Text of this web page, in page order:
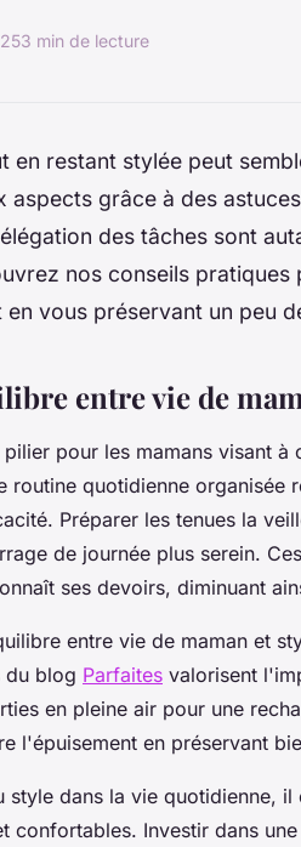
3 min de lecture
en restant stylée peut
aspects grâce à des
des tâches sont
nos conseils
vous préservant un peu
entre vie de
pour les mamans visant
routine quotidienne organisée
Préparer les tenues la
de journée plus serein.
ses devoirs, diminuant
entre vie de maman et
du blog Parfaites valorisent
en pleine air pour une
l'épuisement en préservant
style dans la vie quotidienne,
confortables. Investir dans